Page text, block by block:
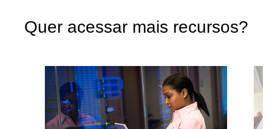
Quer acessar mais recursos?